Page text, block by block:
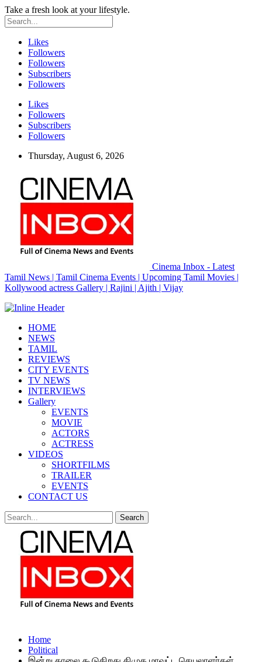
Take a fresh look at your lifestyle.
Likes
Followers
Followers
Subscribers
Followers
Likes
Followers
Subscribers
Followers
Thursday, August 6, 2026
Cinema Inbox - Latest
Tamil News | Tamil Cinema Events | Upcoming Tamil Movies |
Kollywood actress Gallery | Rajini | Ajith | Vijay
HOME
NEWS
TAMIL
REVIEWS
CITY EVENTS
TV NEWS
INTERVIEWS
Gallery
EVENTS
MOVIE
ACTORS
ACTRESS
VIDEOS
SHORTFILMS
TRAILER
EVENTS
CONTACT US
Home
Political